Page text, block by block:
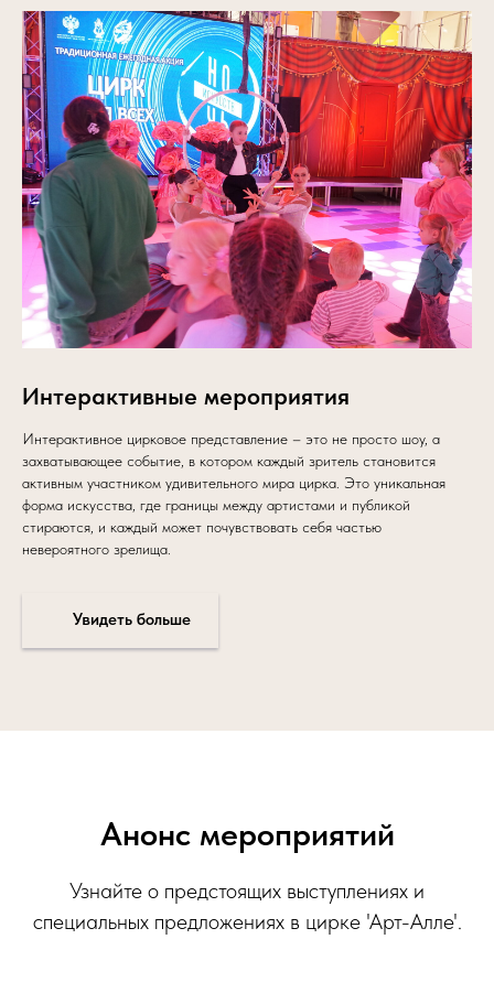
Интерактивные мероприятия
Интерактивное цирковое представление – это не просто шоу, а
захватывающее событие, в котором каждый зритель становится
активным участником удивительного мира цирка. Это уникальная
форма искусства, где границы между артистами и публикой
стираются, и каждый может почувствовать себя частью
невероятного зрелища.
Увидеть больше
Анонс мероприятий
Узнайте о предстоящих выступлениях и
специальных предложениях в цирке 'Арт-Алле'.